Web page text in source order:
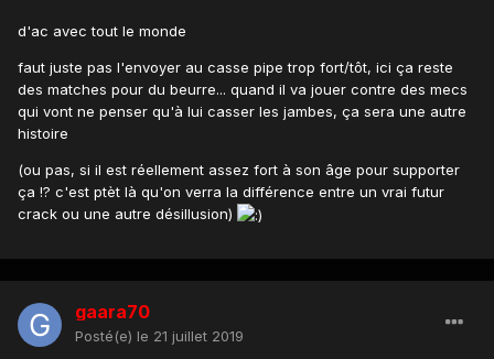
d'ac avec tout le monde
faut juste pas l'envoyer au casse pipe trop fort/tôt, ici ça reste
des matches pour du beurre... quand il va jouer contre des mecs
qui vont ne penser qu'à lui casser les jambes, ça sera une autre
histoire
(ou pas, si il est réellement assez fort à son âge pour supporter
ça !? c'est ptèt là qu'on verra la différence entre un vrai futur
crack ou une autre désillusion)
gaara70
Posté(e) le 21 juillet 2019